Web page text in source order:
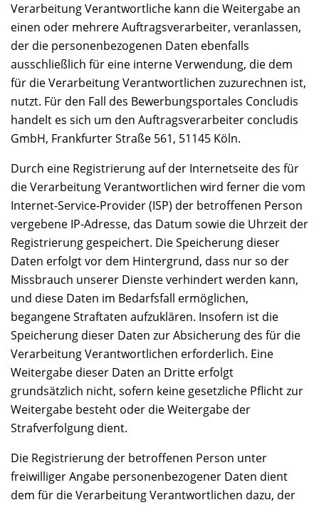
Verarbeitung Verantwortliche kann die Weitergabe an
einen oder mehrere Auftragsverarbeiter, veranlassen,
der die personenbezogenen Daten ebenfalls
ausschließlich für eine interne Verwendung, die dem
für die Verarbeitung Verantwortlichen zuzurechnen ist,
nutzt. Für den Fall des Bewerbungsportales Concludis
handelt es sich um den Auftragsverarbeiter concludis
GmbH, Frankfurter Straße 561, 51145 Köln.
Durch eine Registrierung auf der Internetseite des für
die Verarbeitung Verantwortlichen wird ferner die vom
Internet-Service-Provider (ISP) der betroffenen Person
vergebene IP-Adresse, das Datum sowie die Uhrzeit der
Registrierung gespeichert. Die Speicherung dieser
Daten erfolgt vor dem Hintergrund, dass nur so der
Missbrauch unserer Dienste verhindert werden kann,
und diese Daten im Bedarfsfall ermöglichen,
begangene Straftaten aufzuklären. Insofern ist die
Speicherung dieser Daten zur Absicherung des für die
Verarbeitung Verantwortlichen erforderlich. Eine
Weitergabe dieser Daten an Dritte erfolgt
grundsätzlich nicht, sofern keine gesetzliche Pflicht zur
Weitergabe besteht oder die Weitergabe der
Strafverfolgung dient.
Die Registrierung der betroffenen Person unter
freiwilliger Angabe personenbezogener Daten dient
dem für die Verarbeitung Verantwortlichen dazu, der